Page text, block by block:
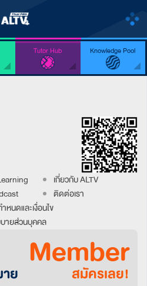
Tutor Hub Knowledge Pool
หนดและเงื่อนไข
ายส่วนบุคคล
เกี่ยวกับ ALTV
ติดต่อเรา
Member
ย สมัครเลย!